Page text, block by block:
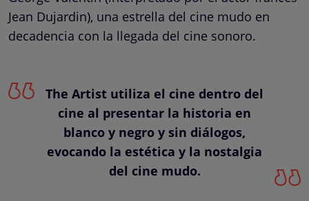
Jean Dujardin), una estrella del cine mudo en
decadencia con la llegada del cine sonoro.
The Artist utiliza el cine dentro del
cine al presentar la historia en
blanco y negro y sin diálogos,
evocando la estética y la nostalgia
del cine mudo.